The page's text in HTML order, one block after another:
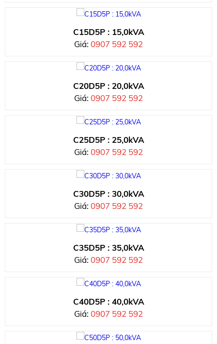
C15D5P : 15,0kVA
Giá: 0907 592 592
C20D5P : 20,0kVA
Giá: 0907 592 592
C25D5P : 25,0kVA
Giá: 0907 592 592
C30D5P : 30,0kVA
Giá: 0907 592 592
C35D5P : 35,0kVA
Giá: 0907 592 592
C40D5P : 40,0kVA
Giá: 0907 592 592